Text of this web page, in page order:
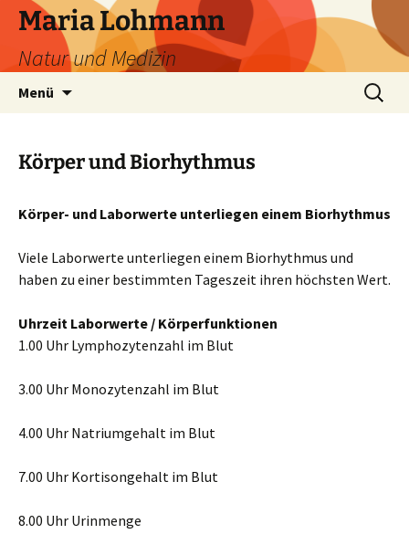
Zum
Inhalt
springen
Maria Lohmann
Natur und Medizin
Menü
Suchen
nach:
Körper und Biorhythmus
Körper- und Laborwerte unterliegen einem Biorhythmus
Viele Laborwerte unterliegen einem Biorhythmus und
haben zu einer bestimmten Tageszeit ihren höchsten Wert.
Uhrzeit Laborwerte / Körperfunktionen
1.00 Uhr Lymphozytenzahl im Blut
3.00 Uhr Monozytenzahl im Blut
4.00 Uhr Natriumgehalt im Blut
7.00 Uhr Kortisongehalt im Blut
8.00 Uhr Urinmenge